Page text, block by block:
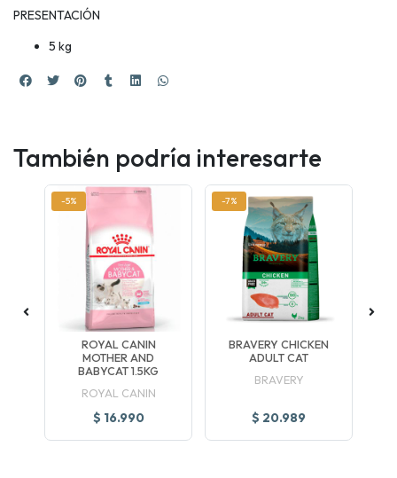
PRESENTACIÓN
5 kg
También podría interesarte
-5%
ROYAL CANIN
MOTHER AND
BABYCAT 1.5KG
ROYAL CANIN
$ 16.990
-7%
BRAVERY CHICKEN
ADULT CAT
BRAVERY
$ 20.989